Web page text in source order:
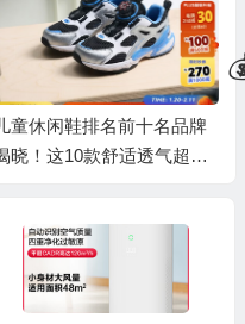
童休闲鞋排名前十名品牌
晓！这10款舒适透气超好